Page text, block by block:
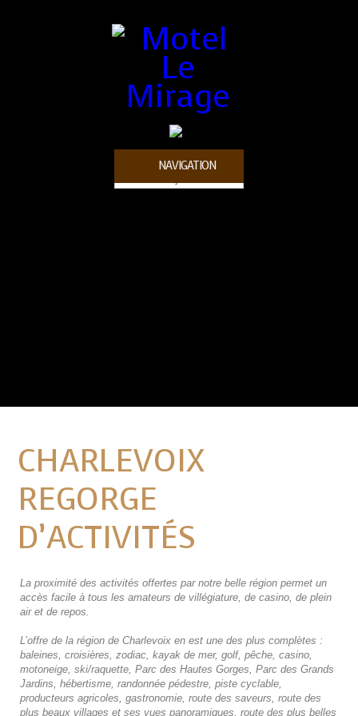
NAVIGATION
CHARLEVOIX
REGORGE
D’ACTIVITÉS
La proximité des activités offertes par notre belle région permet un
accès facile à tous les amateurs de villégiature, de casino, de plein
air et de repos.
L’offre de la région de Charlevoix en est une des plus complètes :
baleines, croisières, zodiac, kayak de mer, golf, pêche, casino,
motoneige, ski/raquette, Parc des Hautes Gorges, Parc des Grands
Jardins, hébertisme, randonnée pédestre, piste cyclable,
producteurs agricoles, gastronomie, route des saveurs, route des
plus beaux villages et ses vues panoramiques, route des plus belles